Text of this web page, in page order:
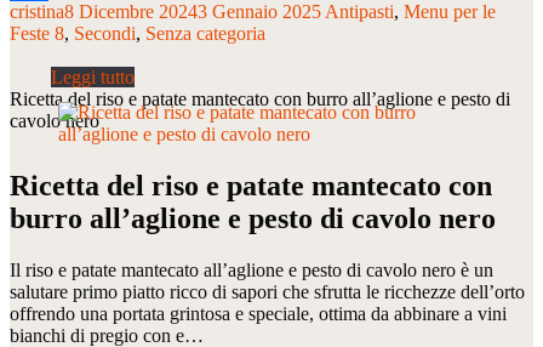
Condividi
cristina8 Dicembre 20243 Gennaio 2025 Antipasti Menu per le
Feste 8 Secondi Senza categoria
Ricetta del riso e patate mantecato con burro all’aglione e pesto di
cavolo nero
Ricetta del riso e patate mantecato con
burro all’aglione e pesto di cavolo nero
Il riso e patate mantecato all’aglione e pesto di cavolo nero è un
salutare primo piatto ricco di sapori che sfrutta le ricchezze dell’orto
offrendo una portata grintosa e speciale, ottima da abbinare a vini
bianchi di pregio con e…